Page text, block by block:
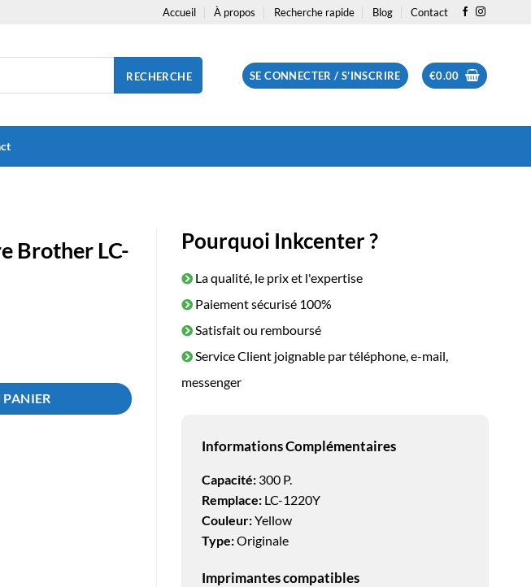
Accueil À propos Recherche rapide Blog Contact
RECHERCHE SE CONNECTER / S’INSCRIRE €0.00
Brother LC-
LC-1220 Jaune
Pourquoi Inkcenter ?
La qualité, le prix et l'expertise
Paiement sécurisé 100%
Satisfait ou remboursé
Service Client joignable par téléphone, e-mail,
messenger
Informations Complémentaires
Capacité:300 P.
Remplace: LC-1220Y
Couleur:Yellow
Type:Originale
Imprimantes compatibles